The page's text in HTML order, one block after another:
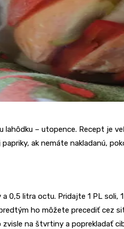
– utopence. Recept je
ak nemáte nakladanú,
litra octu. Pridajte 1 PL soli,
ho môžete precediť cez
zvisle na štvrtiny a